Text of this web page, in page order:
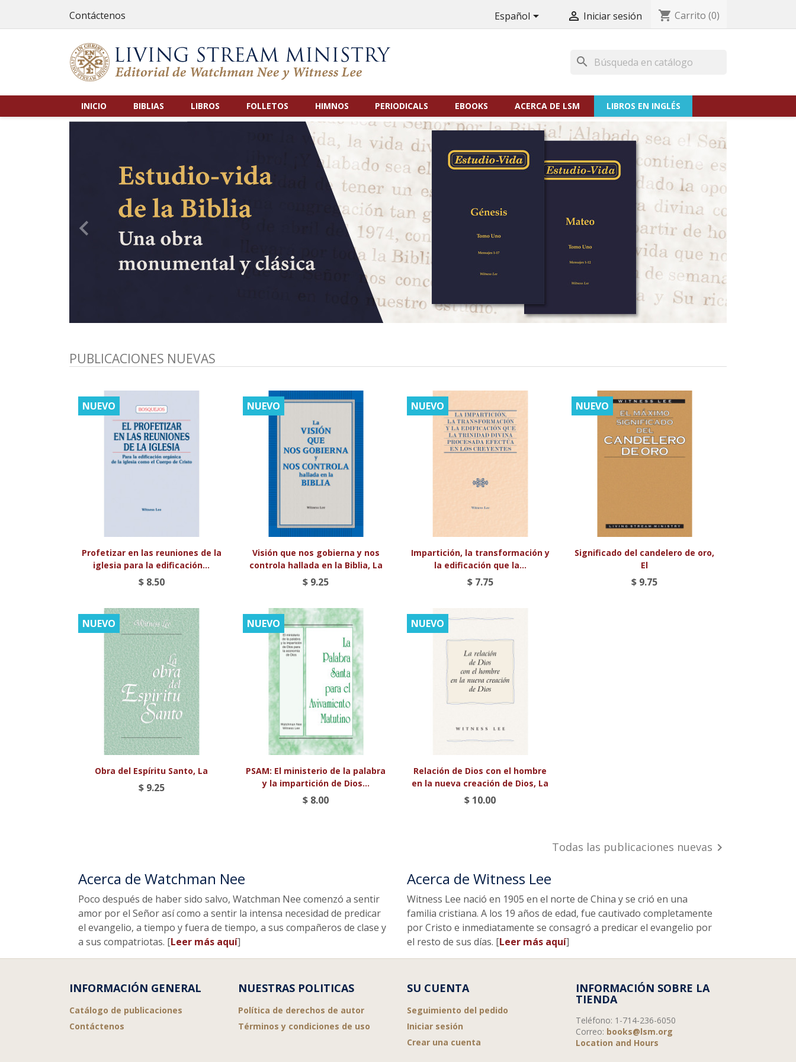
Contáctenos Español  Iniciar sesión shopping_cart Carrito (0)
search
INICIO BIBLIAS LIBROS FOLLETOS HIMNOS PERIODICALS EBOOKS ACERCA DE LSM LIBROS EN INGLÉS
 
PUBLICACIONES NUEVAS
Vista rápida
Profetizar en las reuniones de la
iglesia para la edificación...
$ 8.50
NUEVO
Vista rápida
Visión que nos gobierna y nos
controla hallada en la Biblia, La
$ 9.25
NUEVO
Vista rápida
Impartición, la transformación y
la edificación que la...
$ 7.75
NUEVO
 Vista rápida
Significado del candelero de oro,
El
$ 9.75
NUEVO
Vista rápida
Obra del Espíritu Santo, La
$ 9.25
NUEVO
Vista rápida
PSAM: El ministerio de la palabra
y la impartición de Dios...
$ 8.00
NUEVO
Vista rápida
Relación de Dios con el hombre
en la nueva creación de Dios, La
$ 10.00
NUEVO
Todas las publicaciones nuevas 
Acerca de Watchman Nee
Poco después de haber sido salvo, Watchman Nee comenzó a sentir
amor por el Señor así como a sentir la intensa necesidad de predicar
el evangelio, a tiempo y fuera de tiempo, a sus compañeros de clase y
a sus compatriotas. [Leer más aquí]
Acerca de Witness Lee
Witness Lee nació en 1905 en el norte de China y se crió en una
familia cristiana. A los 19 años de edad, fue cautivado completamente
por Cristo e inmediatamente se consagró a predicar el evangelio por
el resto de sus días. [Leer más aquí]
INFORMACIÓN GENERAL
Catálogo de publicaciones
Contáctenos
NUESTRAS POLITICAS
Política de derechos de autor
Términos y condiciones de uso
SU CUENTA
Seguimiento del pedido
Iniciar sesión
Crear una cuenta
INFORMACIÓN SOBRE LA
TIENDA
Teléfono: 1-714-236-6050
Correo: books@lsm.org
Location and Hours